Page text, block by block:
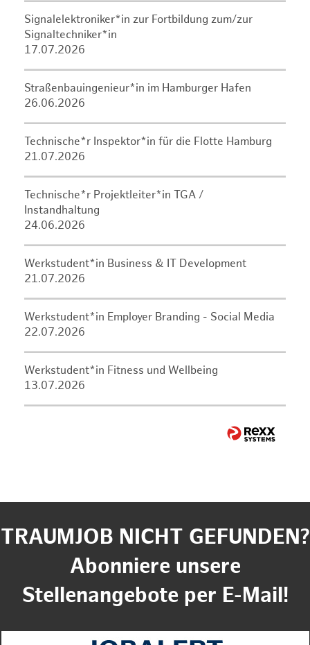
Signalelektroniker*in zur Fortbildung zum/zur
Signaltechniker*in
17.07.2026
Straßenbauingenieur*in im Hamburger Hafen
26.06.2026
Technische*r Inspektor*in für die Flotte Hamburg
21.07.2026
Technische*r Projektleiter*in TGA /
Instandhaltung
24.06.2026
Werkstudent*in Business & IT Development
21.07.2026
Werkstudent*in Employer Branding - Social Media
22.07.2026
Werkstudent*in Fitness und Wellbeing
13.07.2026
TRAUMJOB NICHT GEFUNDEN?
Abonniere unsere
Stellenangebote per E-Mail!